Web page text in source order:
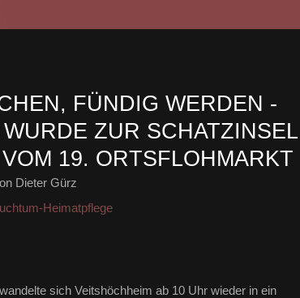
FÜNDIG WERDEN -
ZUR SCHATZINSEL
19. ORTSFLOHMARKT
Dieter Gürz
Heimatpflege
sich Veitshöchheim ab 10 Uhr wieder in ein